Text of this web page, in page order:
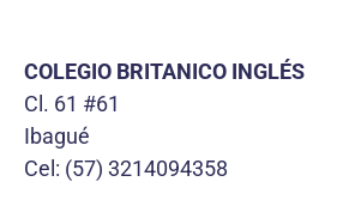
COLEGIO BRITANICO INGLÉS
Cl. 61 #61
Ibagué
Cel: (57) 3214094358